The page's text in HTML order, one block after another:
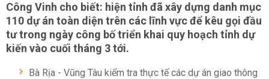
Công Vinh cho biết: hiện tỉnh đã xây dựng danh mục
110 dự án toàn diện trên các lĩnh vực để kêu gọi đầu
tư trong ngày công bố triển khai quy hoạch tỉnh dự
kiến vào cuối tháng 3 tới.
Bà Rịa - Vũng Tàu kiểm tra thực tế các dự án giao thông